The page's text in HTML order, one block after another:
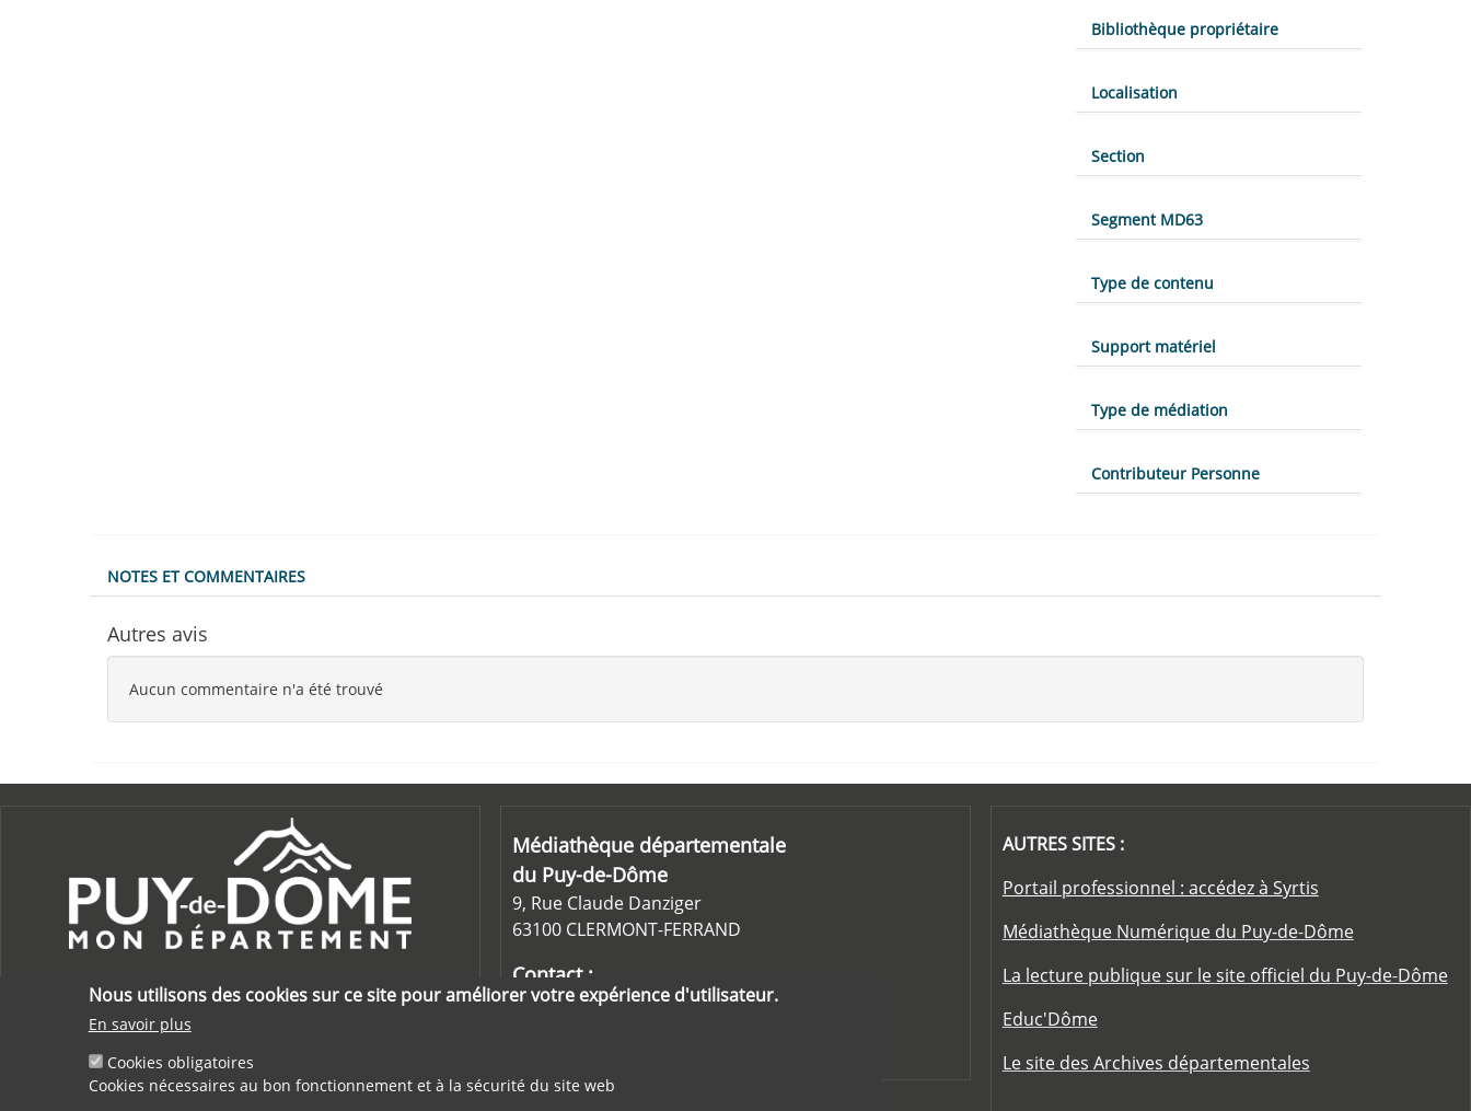
Nous utilisons des cookies sur ce site pour améliorer votre expérience d'utilisateur.
En savoir plus
Cookies obligatoires
Cookies nécessaires au bon fonctionnement et à la sécurité du site web
Bibliothèque propriétaire
Localisation
Section
Segment MD63
Type de contenu
Support matériel
Type de médiation
Contributeur Personne
NOTES ET COMMENTAIRES
Autres avis
Aucun commentaire n'a été trouvé
Médiathèque départementale
du Puy-de-Dôme
9, Rue Claude Danziger
63100 CLERMONT-FERRAND
Contact :
md63@puy-de-dome.fr
AUTRES SITES :
Portail professionnel : accédez à Syrtis
Médiathèque Numérique du Puy-de-Dôme
La lecture publique sur le site officiel du Puy-de-Dôme
Educ'Dôme
Le site des Archives départementales